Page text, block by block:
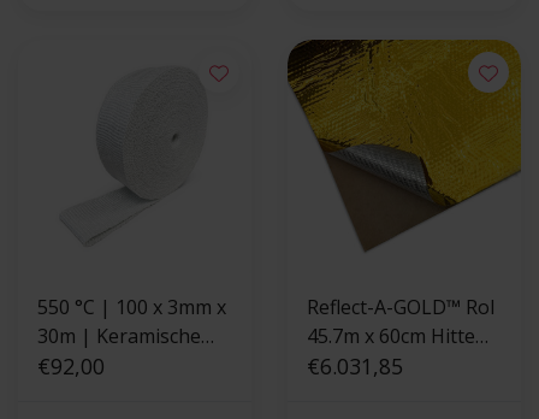
550 °C | 100 x 3mm x
30m | Keramische
uitlaatband -
€92,00
Reflect-A-GOLD™ Rol
45.7m x 60cm Hitte
reflecterende folie
€6.031,85